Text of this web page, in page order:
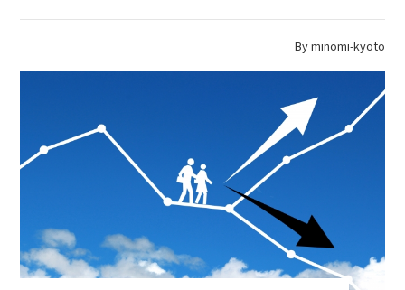
Byminomi-kyoto